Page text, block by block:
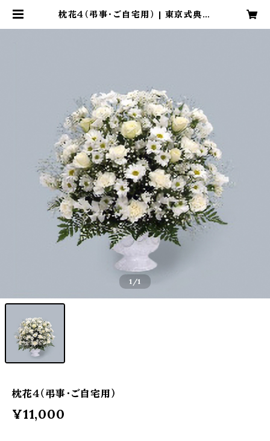
枕花４（弔事・ご自宅用） | 東京式典｜
1 /1
枕花４（弔事・ご自宅用）
¥11,000